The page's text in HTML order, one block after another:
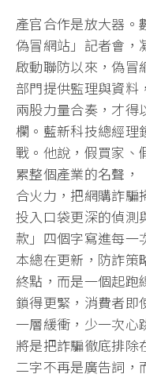
產官合作是放大器。
偽冒網站」記者會，
啟動聯防以來，偽冒
部門提供監理與資料
兩股力量合奏，才得
欄。藍新科技總經理
戰。他說，假買家、
累整個產業的名聲，
合火力，把網購詐騙
投入口袋更深的偵測
款」四個字寫進每一
本總在更新，防詐策
終點，而是一個起跑
鎖得更緊，消費者即
一層緩衝，少一次心
將是把詐騙徹底排除
二字不再是廣告詞，